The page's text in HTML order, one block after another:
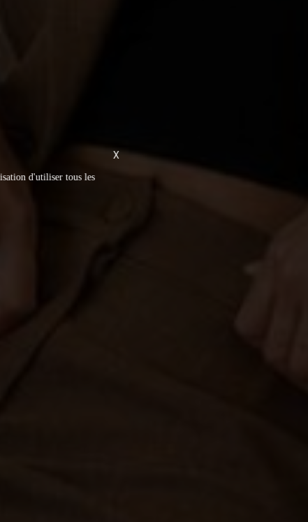
X
d'utiliser tous les